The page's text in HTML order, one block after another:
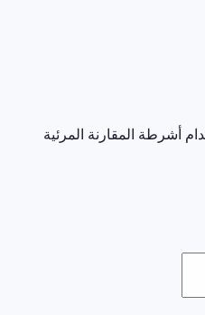
أشرطة المقارنة المرئية